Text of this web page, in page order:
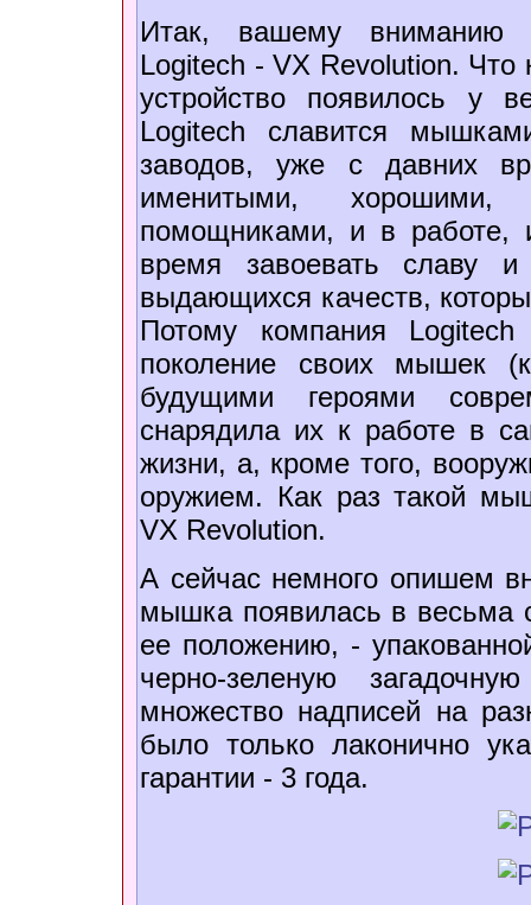
Итак, вашему вниманию
Logitech - VX Revolution. Что
устройство появилось у
Logitech славится
заводов, уже с давних
именитыми,
помощниками, и в
время завоевать славу и
выдающихся качеств,
Потому компания
поколение своих мышек
будущими героями
снарядила их к работе в
жизни, а, кроме того,
оружием. Как раз такой
VX Revolution.
А сейчас немного опишем
мышка появилась в весьма
ее положению, -
черно-зеленую
множество надписей на
было только лаконично
гарантии - 3 года.